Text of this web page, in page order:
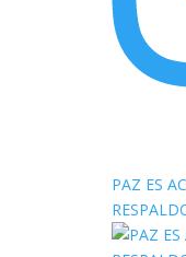
PAZ ES